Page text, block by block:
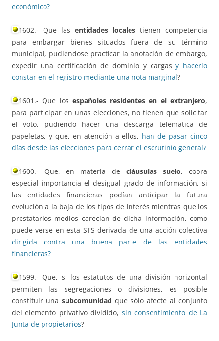
económico?
1602.- Que las entidades locales tienen competencia
para embargar bienes situados fuera de su término
municipal, pudiéndose practicar la anotación de embargo,
expedir una certificación de dominio y cargasy hacerlo
constar en el registro mediante una nota marginal?
1601.- Que losespañoles residentes en el extranjero,
para participar en unas elecciones, no tienen que solicitar
el voto, pudiendo hacer una descarga telemática de
papeletas, y que, en atención a ellos, han de pasar cinco
días desde las elecciones para cerrar el escrutinio general?
1600.- Que, en materia de cláusulas suelo, cobra
especial importancia el desigual grado de información, si
las entidades financieras podían anticipar la futura
evolución a la baja de los tipos de interés mientras que los
prestatarios medios carecían de dicha información, como
puede verse en esta STS derivada de una acción colectiva
dirigida contra una buena parte de las entidades
financieras?
1599.- Que, si los estatutos de una división horizontal
permiten las segregaciones o divisiones, es posible
constituir una subcomunidad que sólo afecte al conjunto
del elemento privativo dividido,sin consentimiento de La
Junta de propietarios?